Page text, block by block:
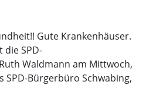
Gute Krankenhäuser.
die SPD-
Waldmann am Mittwoch,
SPD-Bürgerbüro Schwabing,